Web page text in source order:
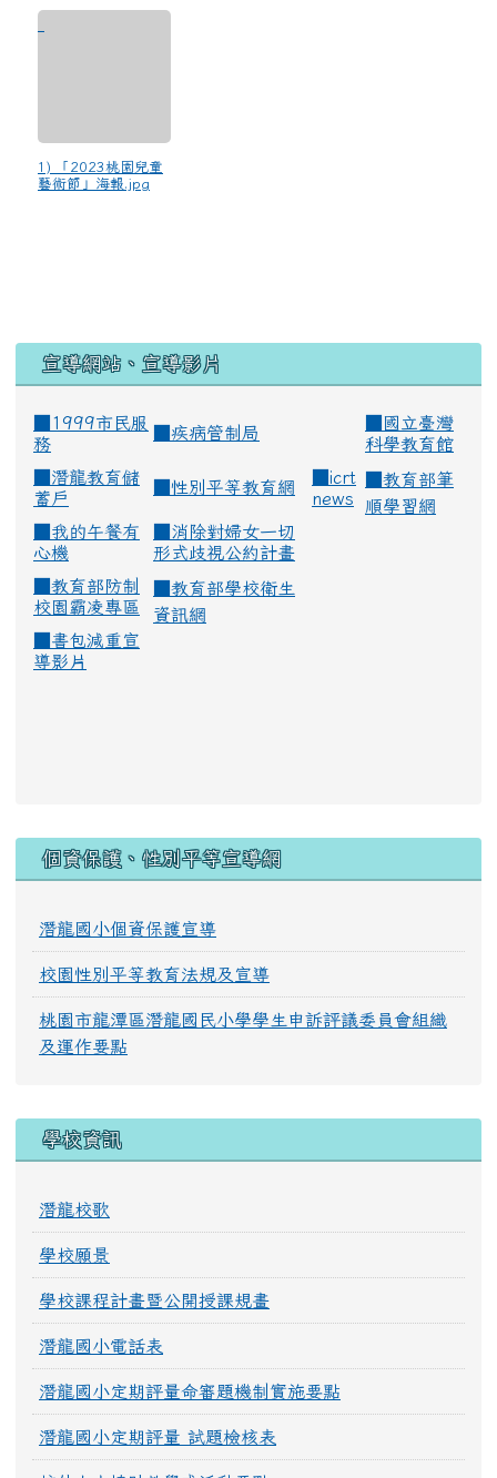
1) 「2023桃園兒童
藝術節」海報.jpg
宣導網站、宣導影片
■1999市民服
務
疾病管制局
國立臺灣
科學教育館
潛龍教育儲
蓄戶
性別平等教育網
icrt
news
教育部筆
順學習網
我的午餐有
心機
消除對婦女一切
形式歧視公約計畫
教育部防制
校園霸凌專區
教育部學校衛生
資訊網
書包減重宣
導影片
個資保護、性別平等宣導網
潛龍國小個資保護宣導
校園性別平等教育法規及宣導
桃園市龍潭區潛龍國民小學學生申訴評議委員會組織
及運作要點
學校資訊
潛龍校歌
學校願景
學校課程計畫暨公開授課規畫
潛龍國小電話表
潛龍國小定期評量命審題機制實施要點
潛龍國小定期評量 試題檢核表